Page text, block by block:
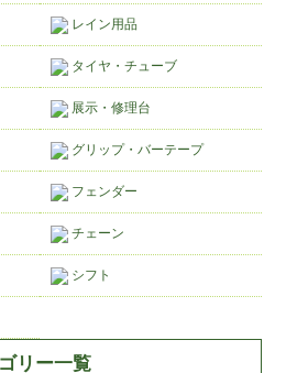
レイン用品
タイヤ・チューブ
展示・修理台
グリップ・バーテープ
フェンダー
チェーン
シフト
リー一覧